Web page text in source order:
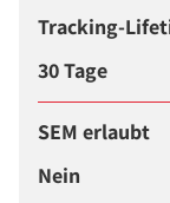
Tracking-
30 Tage
SEM erlaubt
Nein